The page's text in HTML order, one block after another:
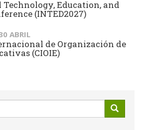
Education, and
(INTED2027)
ABRIL
de Organización de
(CIOIE)